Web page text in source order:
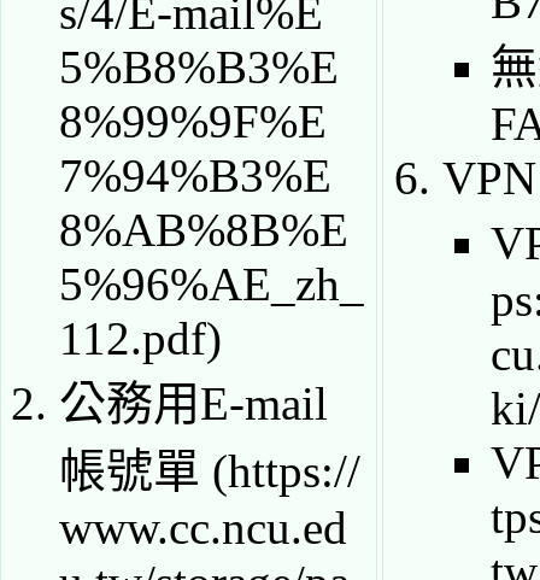
公務用E-mail
帳號單
VPN